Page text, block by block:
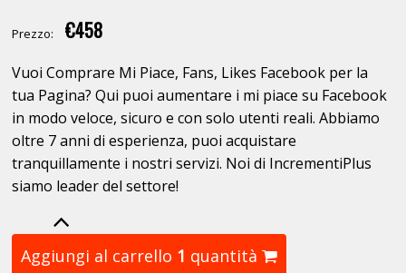
Prezzo: €458
Vuoi Comprare Mi Piace, Fans, Likes Facebook per la
tua Pagina? Qui puoi aumentare i mi piace su Facebook
in modo veloce, sicuro e con solo utenti reali. Abbiamo
oltre 7 anni di esperienza, puoi acquistare
tranquillamente i nostri servizi. Noi di IncrementiPlus
siamo leader del settore!
Aggiungi al carrello 1 quantità